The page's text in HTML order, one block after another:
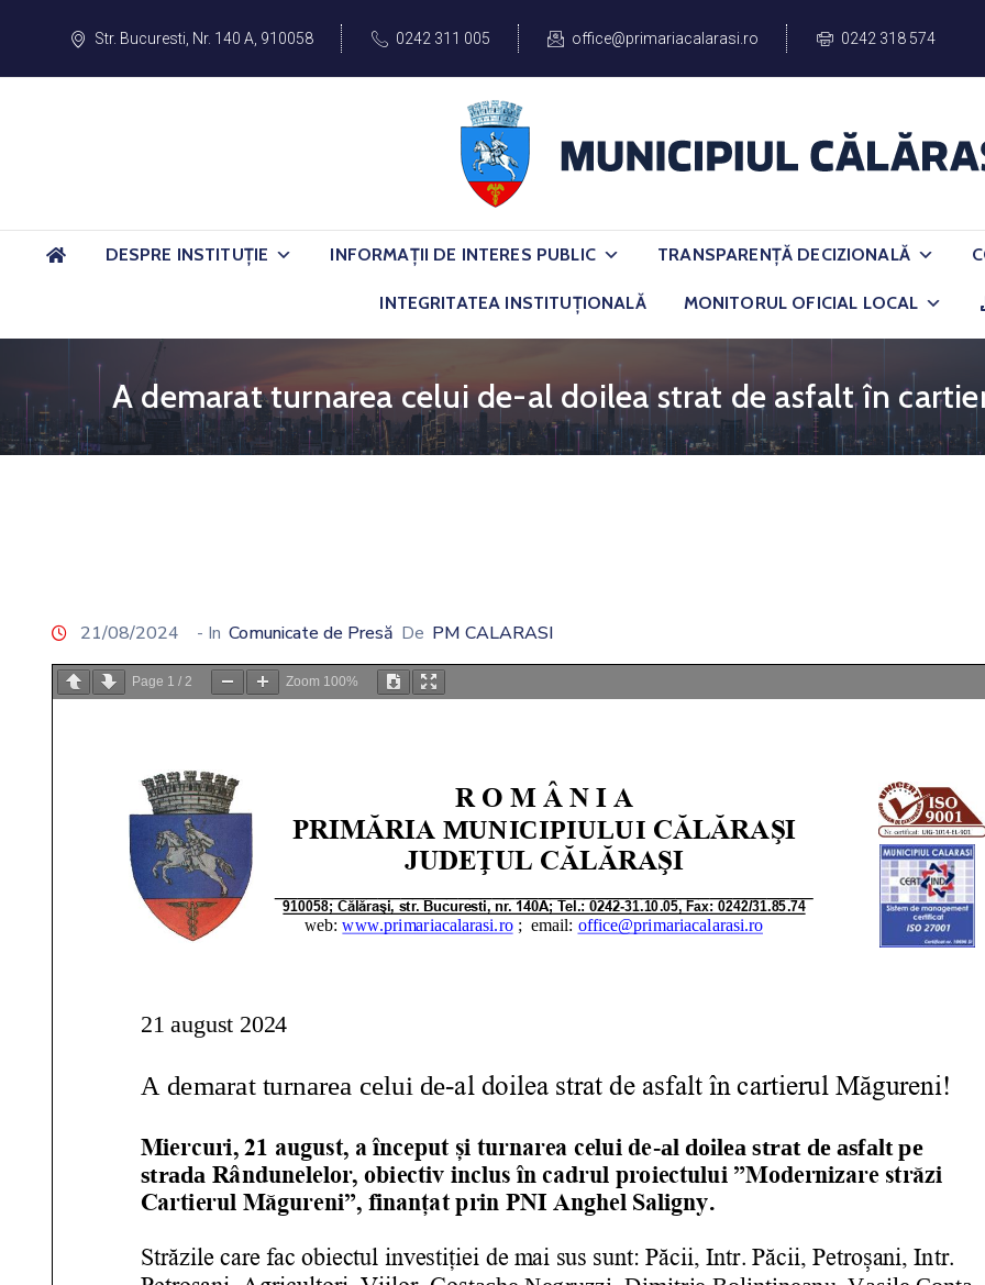
Str. Bucuresti, Nr. 140 A, 910058 0242 311 005 office@primariacalarasi.ro 0242 318 574
DESPRE INSTITUȚIE INFORMAȚII DE INTERES PUBLIC TRANSPARENȚĂ DECIZIONALĂ
INTEGRITATEA INSTITUȚIONALĂ MONITORUL OFICIAL LOCAL
A demarat turnarea celui de-al doilea strat de asfalt în
21/08/2024 - In Comunicate de Presă De PM CALARASI
Page 1 / 2 Zoom 100%